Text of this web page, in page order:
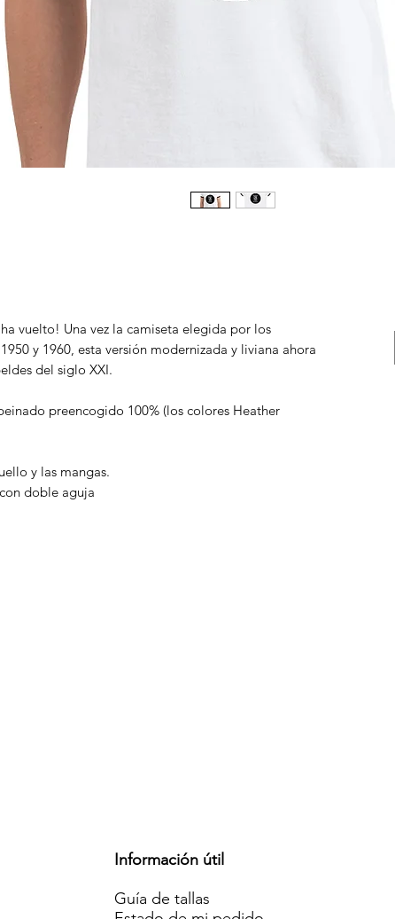
vuelto! Una vez la camiseta elegida por los
y 1960, esta versión modernizada y liviana ahora
del siglo XXI.
preencogido 100% (los colores Heather
y las mangas.
doble aguja
Información útil
Guía de tallas